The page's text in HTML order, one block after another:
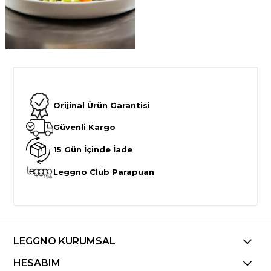
Orijinal Ürün Garantisi
Güvenli Kargo
15 Gün İçinde İade
Leggno Club Parapuan
LEGGNO KURUMSAL
HESABIM